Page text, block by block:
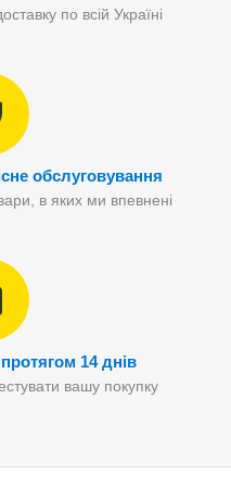
по всій Україні
обслуговування
в яких ми впевнені
14 днів
вашу покупку